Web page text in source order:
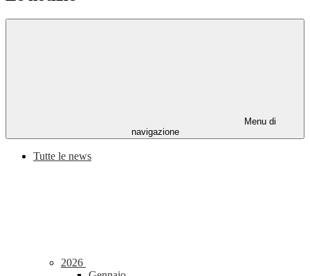
Menu di
navigazione
Tutte le news
2026